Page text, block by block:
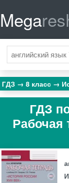
Mega
ГДЗ 8 класс
ГДЗ
Рабочая